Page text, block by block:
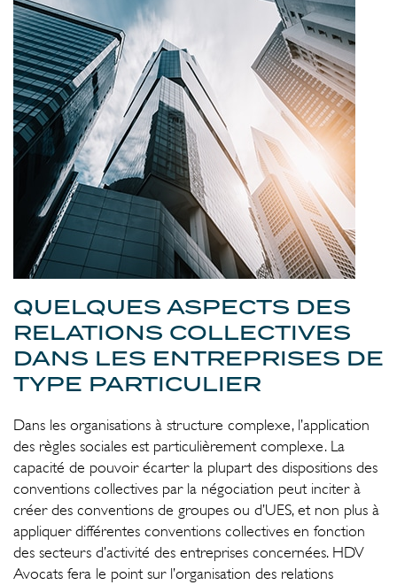
QUELQUES ASPECTS DES
RELATIONS COLLECTIVES
DANS LES ENTREPRISES DE
TYPE PARTICULIER
Dans les organisations à structure complexe, l’application
des règles sociales est particulièrement complexe. La
capacité de pouvoir écarter la plupart des dispositions des
conventions collectives par la négociation peut inciter à
créer des conventions de groupes ou d’UES, et non plus à
appliquer différentes conventions collectives en fonction
des secteurs d’activité des entreprises concernées. HDV
Avocats fera le point sur l’organisation des relations